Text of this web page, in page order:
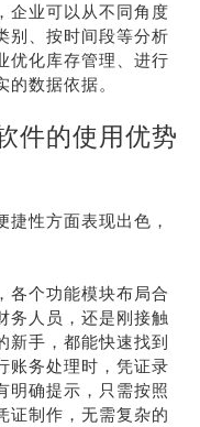
企业可以从不同角度
别、按时间段等分析
优化库存管理、进行
数据依据。
件的使用优势
性方面表现出色，
各个功能模块布局合
务人员，还是刚接触
新手，都能快速找到
账务处理时，凭证录
明确提示，只需按照
证制作，无需复杂的